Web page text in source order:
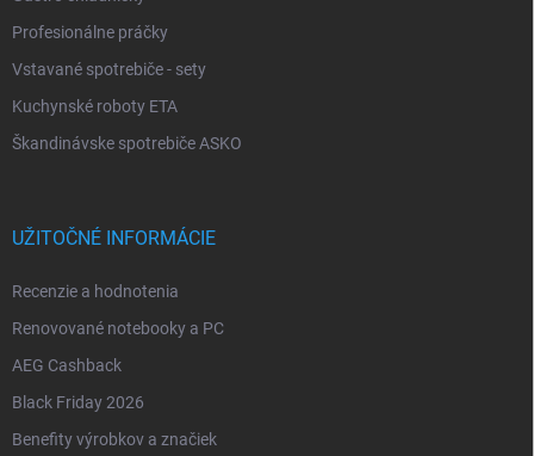
Profesionálne práčky
Vstavané spotrebiče - sety
Kuchynské roboty ETA
Škandinávske spotrebiče ASKO
UŽITOČNÉ INFORMÁCIE
Recenzie a hodnotenia
Renovované notebooky a PC
AEG Cashback
Black Friday 2026
Benefity výrobkov a značiek